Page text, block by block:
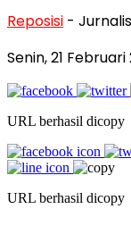
Reposisi - Jurnalis
Senin, 21 Februari
URL berhasil dicopy
URL berhasil dicopy